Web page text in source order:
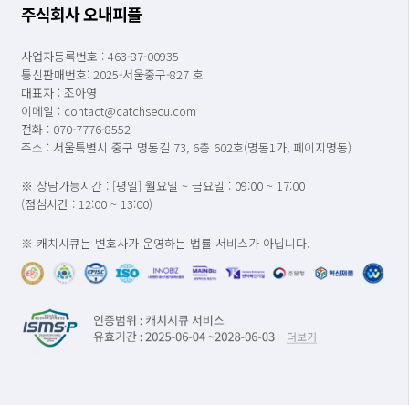
주식회사 오내피플
사업자등록번호 : 463-87-00935
통신판매번호: 2025-서울중구-827 호
대표자 : 조아영
이메일 : contact@catchsecu.com
전화 : 070-7776-8552
주소 : 서울특별시 중구 명동길 73, 6층 602호(명동1가, 페이지명동)
※ 상담가능시간 : [평일] 월요일 ~ 금요일 : 09:00 ~ 17:00
(점심시간 : 12:00 ~ 13:00)
※ 캐치시큐는 변호사가 운영하는 법률 서비스가 아닙니다.